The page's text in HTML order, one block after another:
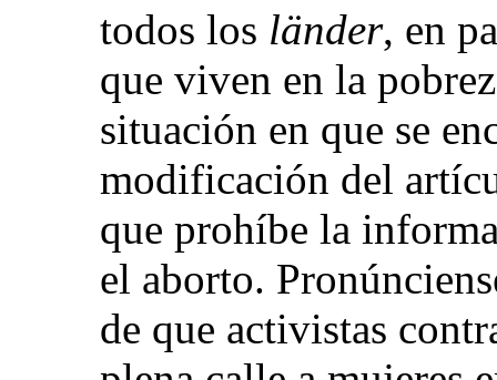
todos los länder, en
que viven en la
situación en que se
modificación del
que prohíbe la
el aborto.
de que activistas